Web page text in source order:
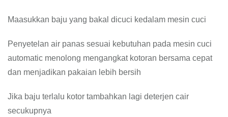
Maasukkan baju yang bakal dicuci kedalam mesin cuci
Penyetelan air panas sesuai kebutuhan pada mesin cuci
automatic menolong mengangkat kotoran bersama cepat
dan menjadikan pakaian lebih bersih
Jika baju terlalu kotor tambahkan lagi deterjen cair
secukupnya